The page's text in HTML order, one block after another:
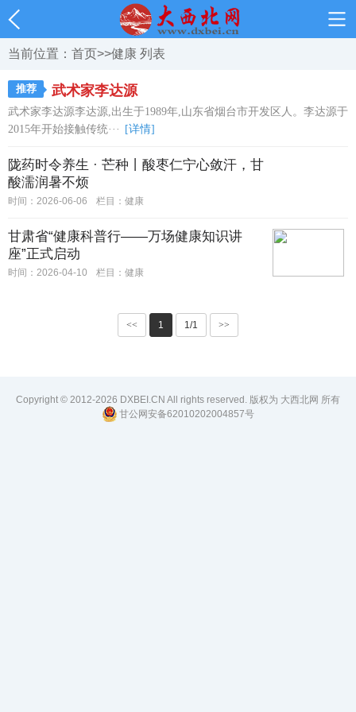
当前位置： 首页>>健康 列表
推荐 武术家李达源
武术家李达源李达源,出生于1989年,山东省烟台市开发区人。李达源于
2015年开始接触传统···
[详情]
陇药时令养生 · 芒种丨酸枣仁宁心敛汗，甘
酸濡润暑不烦
时间：2026-06-06 栏目： 健康
甘肃省“健康科普行——万场健康知识讲
座”正式启动
时间：2026-04-10 栏目： 健康
<< 1 1/1 >>
Copyright © 2012-2026 DXBEI.CN All rights reserved. 版权为 大西北网 所有
甘公网安备62010202004857号